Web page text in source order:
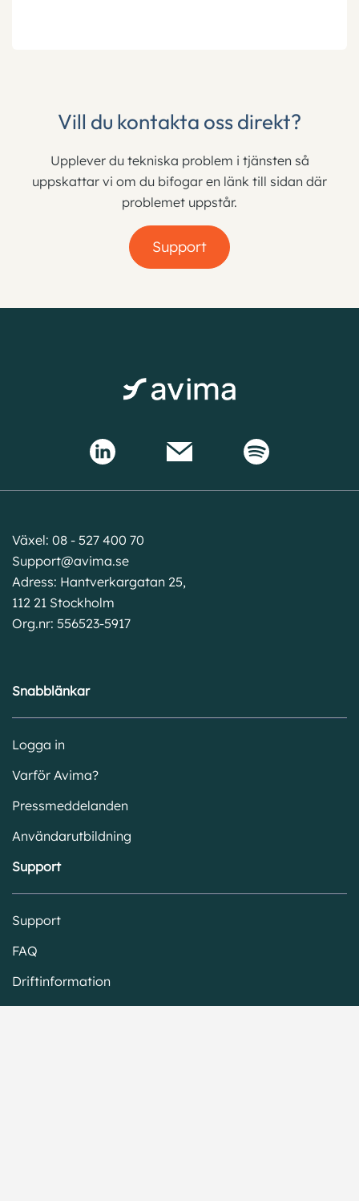
Vill du kontakta oss direkt?
Upplever du tekniska problem i tjänsten så
uppskattar vi om du bifogar en länk till sidan där
problemet uppstår.
Support
Växel: 08 - 527 400 70
Support@avima.se
Adress: Hantverkargatan 25,
112 21 Stockholm
Org.nr: 556523-5917
Snabblänkar
Logga in
Varför Avima?
Pressmeddelanden
Användarutbildning
Support
Support
FAQ
Driftinformation